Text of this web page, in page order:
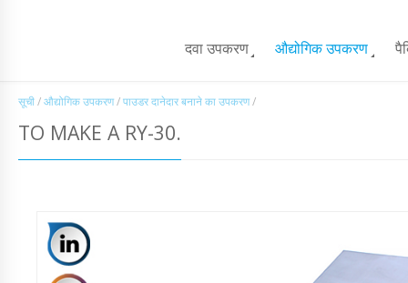
दवा उपकरण औद्योगिक उपकरण
सूची/औद्योगिक उपकरण/पाउडर दानेदार बनाने का उपकरण/
TO MAKE A RY-30.